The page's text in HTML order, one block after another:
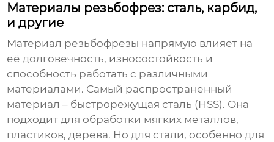
Материалы резьбофрез: сталь, карбид,
и другие
Материал резьбофрезы напрямую влияет на
её долговечность, износостойкость и
способность работать с различными
материалами. Самый распространенный
материал – быстрорежущая сталь (HSS). Она
подходит для обработки мягких металлов,
пластиков, дерева. Но для стали, особенно для